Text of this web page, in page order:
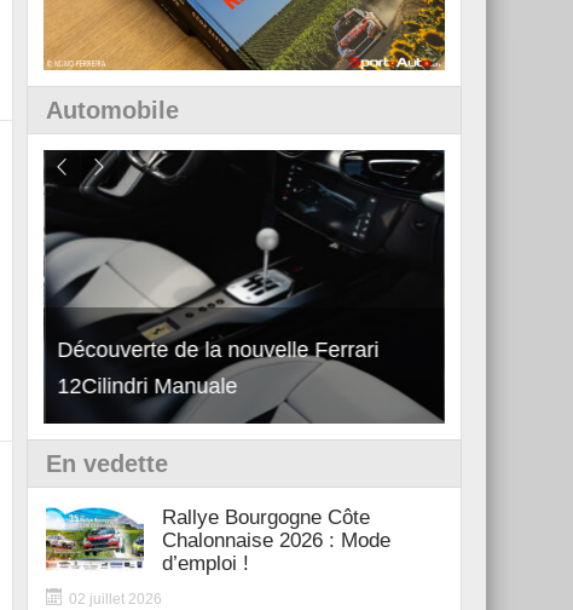
Automobile
Découverte de la nouvelle Ferrari
12Cilindri Manuale
En vedette
Rallye Bourgogne Côte
Chalonnaise 2026 : Mode
d’emploi !
02 juillet 2026